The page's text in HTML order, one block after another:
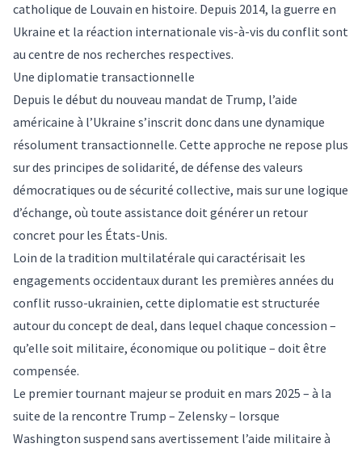
catholique de Louvain en histoire. Depuis 2014, la guerre en
Ukraine et la réaction internationale vis-à-vis du conflit sont
au centre de nos recherches respectives.
Une diplomatie transactionnelle
Depuis le début du nouveau mandat de Trump, l’aide
américaine à l’Ukraine s’inscrit donc dans une dynamique
résolument transactionnelle. Cette approche ne repose plus
sur des principes de solidarité, de défense des valeurs
démocratiques ou de sécurité collective, mais sur une logique
d’échange, où toute assistance doit générer un retour
concret pour les États-Unis.
Loin de la tradition multilatérale qui caractérisait les
engagements occidentaux durant les premières années du
conflit russo-ukrainien, cette diplomatie est structurée
autour du concept de deal, dans lequel chaque concession –
qu’elle soit militaire, économique ou politique – doit être
compensée.
Le premier tournant majeur se produit en mars 2025 – à la
suite de la rencontre Trump – Zelensky – lorsque
Washington suspend sans avertissement l’aide militaire à